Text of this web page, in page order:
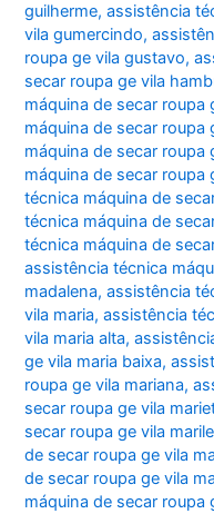
guilherme,assistência
vila gumercindo,
roupa ge vila gustavo,
secar roupa ge vila
máquina de secar roupa
máquina de secar roupa
máquina de secar roupa
máquina de secar roupa
técnica máquina de
técnica máquina de
técnica máquina de
assistência técnica
madalena,assistência
vila maria,assistência
vila maria alta,
ge vila maria baixa,
roupa ge vila mariana,
secar roupa ge vila
secar roupa ge vila
de secar roupa ge vila
de secar roupa ge vila
máquina de secar roupa